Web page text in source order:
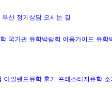
부산 정기상담 오시는 길
국가관 유학박람회 이용가이드 유학
아일랜드유학 후기 프레스티지유학 소